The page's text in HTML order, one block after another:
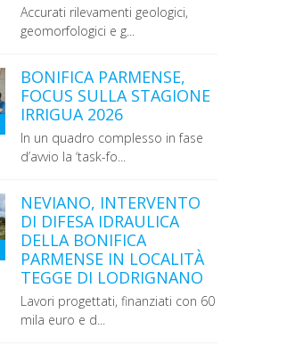
Accurati rilevamenti geologici,
geomorfologici e g...
BONIFICA PARMENSE,
FOCUS SULLA STAGIONE
IRRIGUA 2026
In un quadro complesso in fase
d’avvio la ‘task-fo...
NEVIANO, INTERVENTO
DI DIFESA IDRAULICA
DELLA BONIFICA
PARMENSE IN LOCALITÀ
TEGGE DI LODRIGNANO
Lavori progettati, finanziati con 60
mila euro e d...